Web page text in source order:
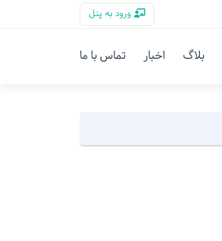
ورود به پنل
بلاگ اخبار تماس با ما